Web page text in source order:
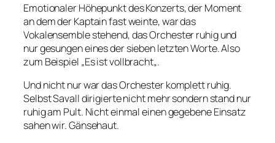
Emotionaler Höhepunkt des Konzerts, der Moment
an dem der Kaptain fast weinte, war das
Vokalensemble stehend, das Orchester ruhig und
nur gesungen eines der sieben letzten Worte. Also
zum Beispiel „Es ist vollbracht„.
Und nicht nur war das Orchester komplett ruhig.
Selbst Savall dirigierte nicht mehr sondern stand nur
ruhig am Pult. Nicht einmal einen gegebene Einsatz
sahen wir. Gänsehaut.